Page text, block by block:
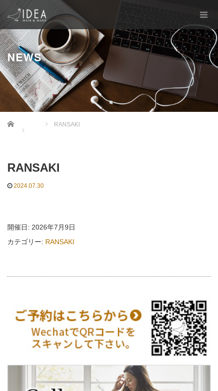
NEWS
Home RANSAKI
RANSAKI
2024.07.30
開催日: 2026年7月9日
カテゴリー: RANSAKI